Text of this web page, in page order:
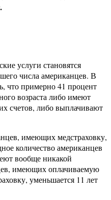
услуги становятся
числа американцев. В
что примерно 41 процент
возраста либо имеют
счетов, либо выплачивают
имеющих медстраховку,
количество американцев
вообще никакой
имеющих оплачиваемую
уменьшается 11 лет